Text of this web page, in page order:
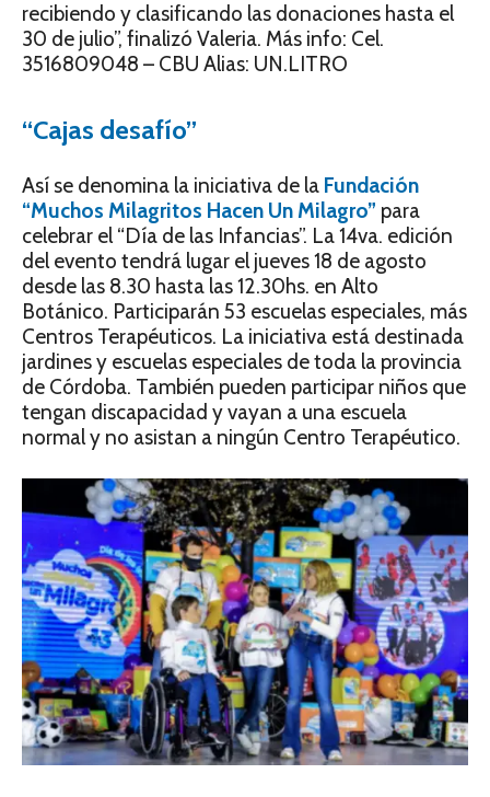
recibiendo y clasificando las donaciones hasta el
30 de julio”, finalizó Valeria. Más info: Cel.
3516809048 – CBU Alias: UN.LITRO
“Cajas desafío”
Así se denomina la iniciativa de la Fundación
“Muchos Milagritos Hacen Un Milagro” para
celebrar el “Día de las Infancias”. La 14va. edición
del evento tendrá lugar el jueves 18 de agosto
desde las 8.30 hasta las 12.30hs. en Alto
Botánico. Participarán 53 escuelas especiales, más
Centros Terapéuticos. La iniciativa está destinada
jardines y escuelas especiales de toda la provincia
de Córdoba. También pueden participar niños que
tengan discapacidad y vayan a una escuela
normal y no asistan a ningún Centro Terapéutico.